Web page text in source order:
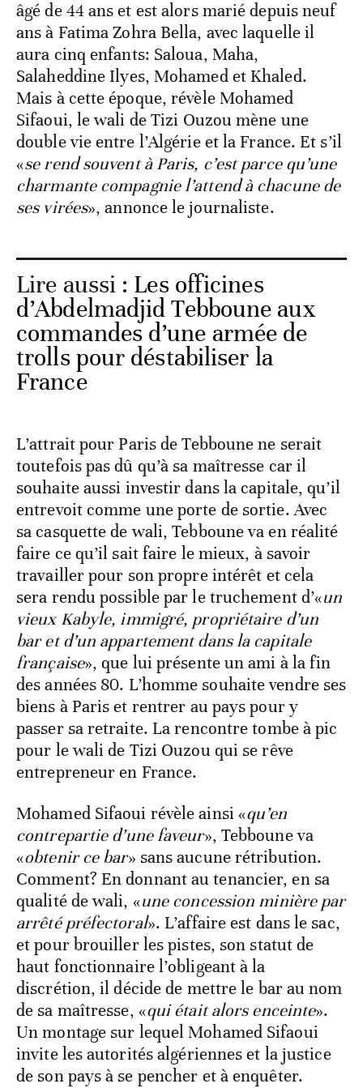
âgé de 44 ans et est alors marié depuis neuf
ans à Fatima Zohra Bella, avec laquelle il
aura cinq enfants: Saloua, Maha,
Salaheddine Ilyes, Mohamed et Khaled.
Mais à cette époque, révèle Mohamed
Sifaoui, le wali de Tizi Ouzou mène une
double vie entre l’Algérie et la France. Et s’il
«se rend souvent à Paris, c’est parce qu’une
charmante compagnie l’attend à chacune de
ses virées», annonce le journaliste.
Lire aussi : Les officines
d’Abdelmadjid Tebboune aux
commandes d’une armée de
trolls pour déstabiliser la
France
L’attrait pour Paris de Tebboune ne serait
toutefois pas dû qu’à sa maîtresse car il
souhaite aussi investir dans la capitale, qu’il
entrevoit comme une porte de sortie. Avec
sa casquette de wali, Tebboune va en réalité
faire ce qu’il sait faire le mieux, à savoir
travailler pour son propre intérêt et cela
sera rendu possible par le truchement d’«un
vieux Kabyle, immigré, propriétaire d’un
bar et d’un appartement dans la capitale
française», que lui présente un ami à la fin
des années 80. L’homme souhaite vendre ses
biens à Paris et rentrer au pays pour y
passer sa retraite. La rencontre tombe à pic
pour le wali de Tizi Ouzou qui se rêve
entrepreneur en France.
Mohamed Sifaoui révèle ainsi «qu’en
contrepartie d’une faveur», Tebboune va
«obtenir ce bar» sans aucune rétribution.
Comment? En donnant au tenancier, en sa
qualité de wali, «une concession minière par
arrêté préfectoral». L’affaire est dans le sac,
et pour brouiller les pistes, son statut de
haut fonctionnaire l’obligeant à la
discrétion, il décide de mettre le bar au nom
de sa maîtresse, «qui était alors enceinte».
Un montage sur lequel Mohamed Sifaoui
invite les autorités algériennes et la justice
de son pays à se pencher et à enquêter.